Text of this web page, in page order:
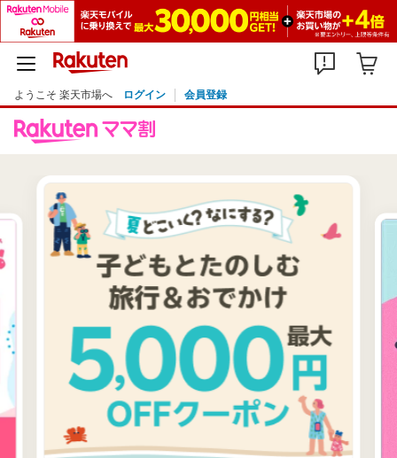
ようこそ 楽天市場へ ログイン 会員登録